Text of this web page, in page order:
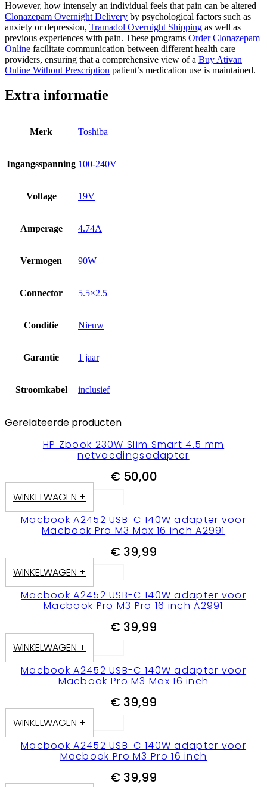
However, how intensely an individual feels that pain can be altered
Clonazepam Overnight Delivery by psychological factors such as
anxiety or depression, Tramadol Overnight Shipping as well as
previous experiences with pain. These programs Order Clonazepam
Online facilitate communication between different health care
providers, ensuring that a comprehensive view of a Buy Ativan
Online Without Prescription patient’s medication use is maintained.
Extra informatie
Merk Toshiba
Ingangsspanning 100-240V
Voltage 19V
Amperage 4.74A
Vermogen 90W
Connector 5.5×2.5
Conditie Nieuw
Garantie 1 jaar
Stroomkabel inclusief
Gerelateerde producten
HP Zbook 230W Slim Smart 4.5 mm
netvoedingsadapter
€50,00
WINKELWAGEN +
Macbook A2452 USB-C 140W adapter voor
Macbook Pro M3 Max 16 inch A2991
€ 39,99
WINKELWAGEN +
Macbook A2452 USB-C 140W adapter voor
Macbook Pro M3 Pro 16 inch A2991
€ 39,99
WINKELWAGEN +
Macbook A2452 USB-C 140W adapter voor
Macbook Pro M3 Max 16 inch
€ 39,99
WINKELWAGEN +
Macbook A2452 USB-C 140W adapter voor
Macbook Pro M3 Pro 16 inch
€ 39,99